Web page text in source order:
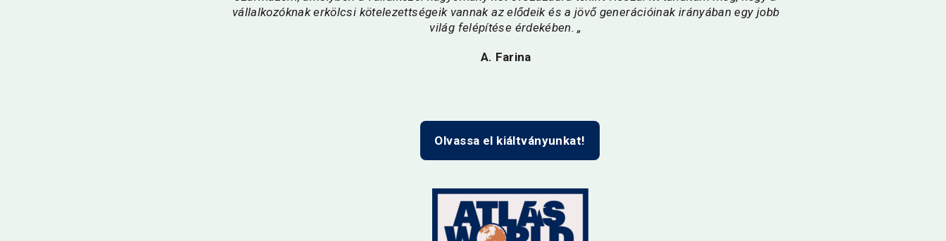
vállalkozóknak erkölcsi kötelezettségeik vannak az elődeik és a jövő generációinak irányában egy jobb
világ felépítése érdekében. „
A. Farina
Olvassa el kiáltványunkat!